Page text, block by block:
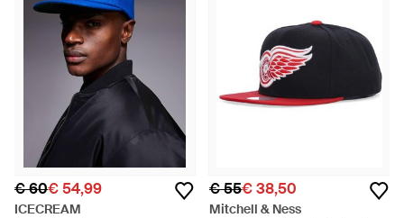
€ 60€ 54,99
ICECREAM
€ 55€ 38,50
Mitchell & Ness